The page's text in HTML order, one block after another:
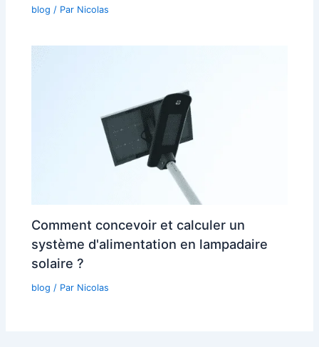
blog / Par Nicolas
Comment concevoir et calculer un
système d'alimentation en lampadaire
solaire ?
blog / Par Nicolas